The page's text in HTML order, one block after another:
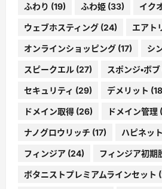
ふわり (19) ふわ姫 (33) イク
ウェブホスティング (24) エアト
オンラインショッピング (17) シ
スピークエル (27) スポンジ・ボブ
セキュリティ (29) デメリット
ドメイン取得 (26) ドメイン管理
ナノグロウリッチ (17) ハピネッ
フィンジア (24) フィンジア初期
ボタニストプレミアムラインセット